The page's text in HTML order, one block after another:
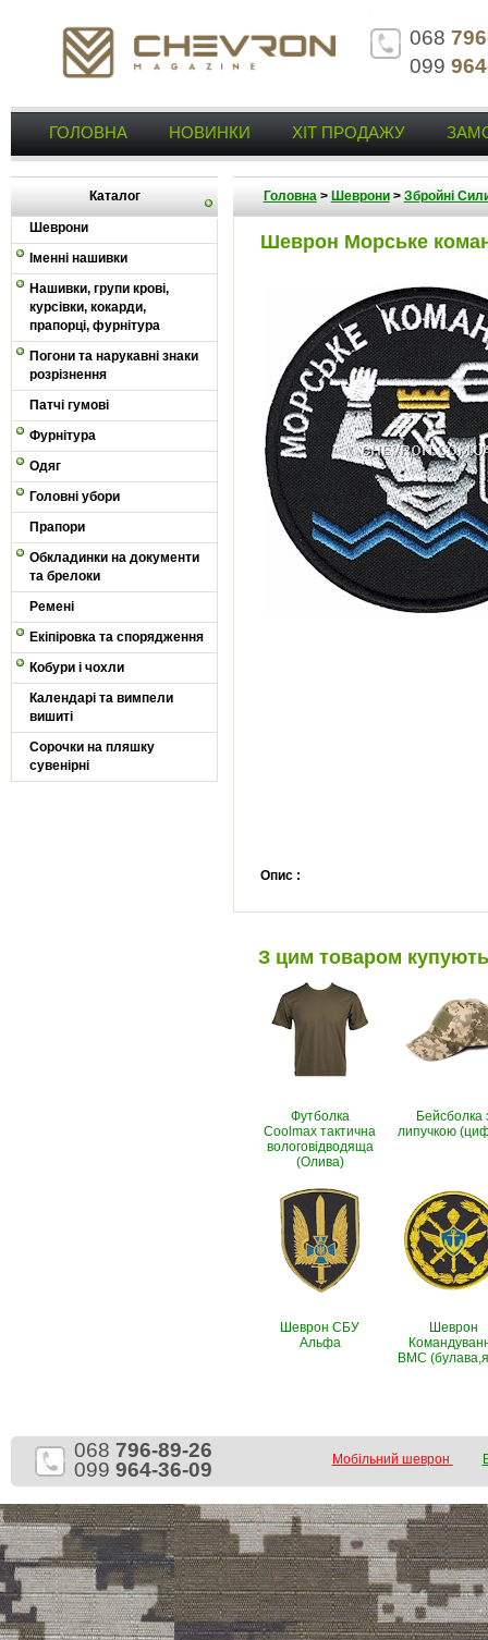
068
099
ГОЛОВНА НОВИНКИ ХІТ ПРОДАЖУ
Каталог
Шеврони
Іменні нашивки
Нашивки, групи крові,
курсівки, кокарди,
прапорці, фурнітура
Погони та нарукавні знаки
розрізнення
Патчі гумові
Фурнітура
Одяг
Головні убори
Прапори
Обкладинки на документи
та брелоки
Ремені
Екіпіровка та спорядження
Кобури і чохли
Календарі та вимпели
вишиті
Сорочки на пляшку
сувенірні
Головна> Шеврони> Збройні
Шеврон Морське
Опис :
З цим товаром купують
Футболка
Coolmax тактична
вологовiдводяща
(Олива)
Бейсболка
липучкою
Шеврон СБУ
Альфа
Шеврон
ВМС
068 796-89-26
099 964-36-09 Мобільний шеврон